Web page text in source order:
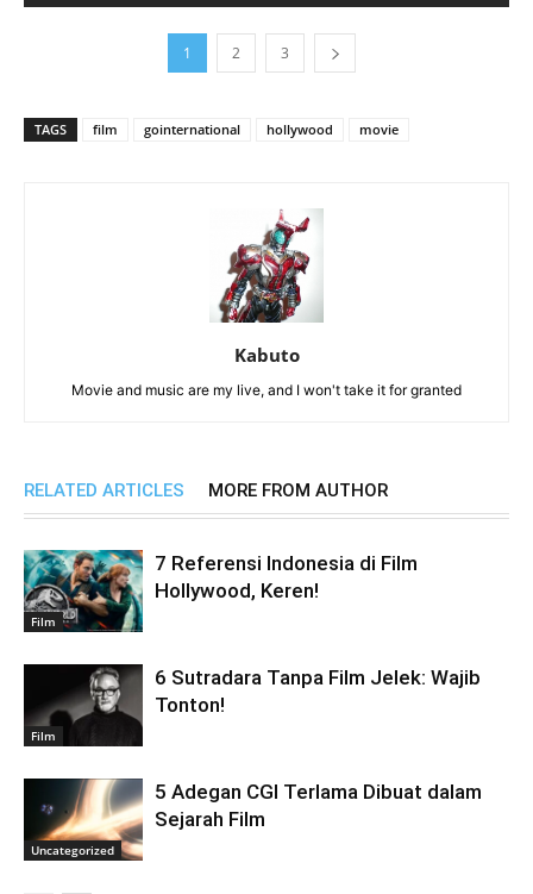
1 2 3
TAGS film gointernational hollywood movie
Kabuto
Movie and music are my live, and I won't take it for granted
RELATED ARTICLES MORE FROM AUTHOR
Film
7 Referensi Indonesia di Film
Hollywood, Keren!
Film
6 Sutradara Tanpa Film Jelek: Wajib
Tonton!
Uncategorized
5 Adegan CGI Terlama Dibuat dalam
Sejarah Film